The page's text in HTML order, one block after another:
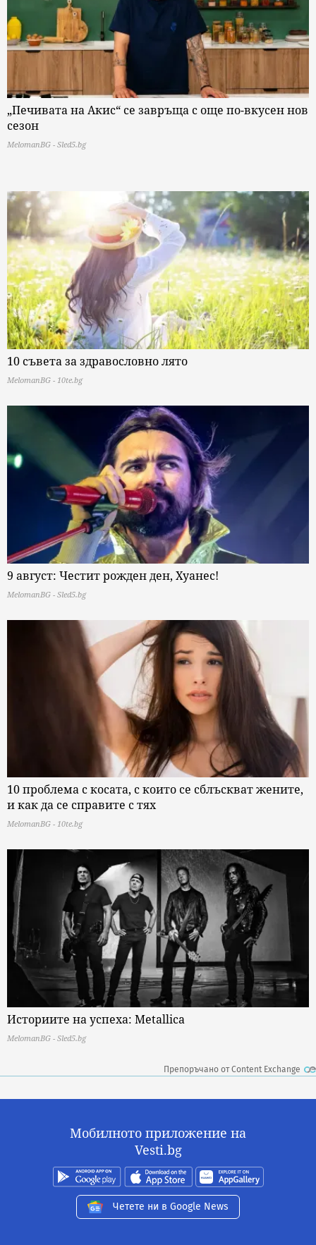
„Печивата на Акис“ се завръща с още по-вкусен нов
сезон
MelomanBG - Sled5.bg
10 съвета за здравословно лято
MelomanBG - 10te.bg
9 август: Честит рожден ден, Хуанес!
MelomanBG - Sled5.bg
10 проблема с косата, с които се сблъскват жените,
и как да се справите с тях
MelomanBG - 10te.bg
Историите на успеха: Metallica
MelomanBG - Sled5.bg
Препоръчано от Content Exchange
Мобилното приложение на
Vesti.bg
Четете ни в Google News